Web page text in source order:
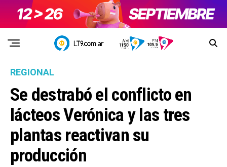
REGIONAL
Se destrabó el conflicto en
lácteos Verónica y las tres
plantas reactivan su
producción